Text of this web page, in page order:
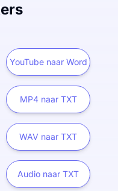
YouTube naar Word
MP4 naar TXT
WAV naar TXT
Audio naar TXT